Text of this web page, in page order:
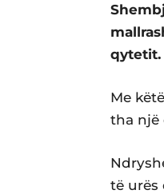
qytetit.
Me
tha një
të urës